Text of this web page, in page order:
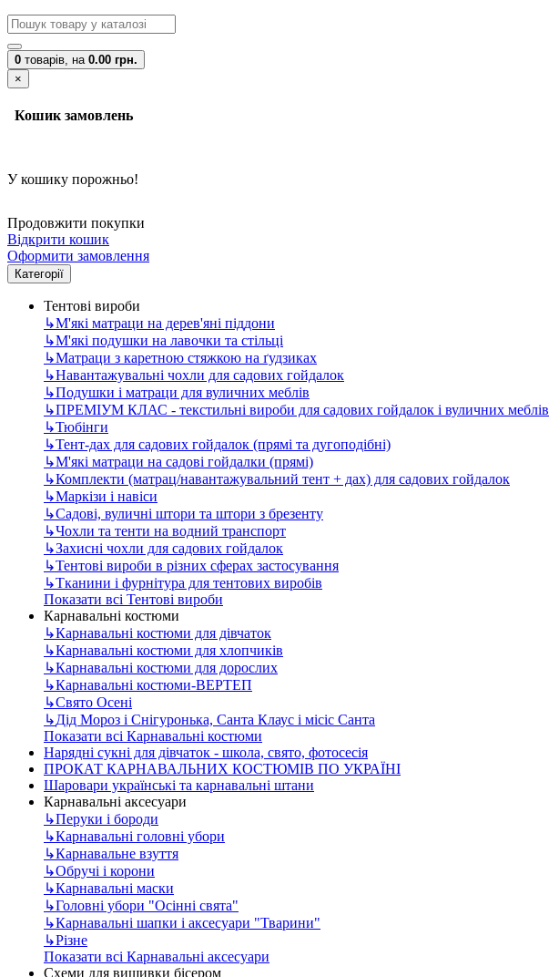
0 товарів, на 0.00 грн.
×
Кошик замовлень
У кошику порожньо!
Продовжити покупки
Відкрити кошик
Оформити замовлення
Категорії
Тентові вироби
↳М'які матраци на дерев'яні піддони
↳М'які подушки на лавочки та стільці
↳Матраци з каретною стяжкою на ґудзиках
↳Навантажувальні чохли для садових гойдалок
↳Подушки і матраци для вуличних меблів
↳ПРЕМІУМ КЛАС - текстильні вироби для садових гойдалок і вуличних меблів
↳Тюбінги
↳Тент-дах для садових гойдалок (прямі та дугоподібні)
↳М'які матраци на садові гойдалки (прямі)
↳Комплекти (матрац/навантажувальний тент + дах) для садових гойдалок
↳Маркізи і навіси
↳Садові, вуличні штори та штори з брезенту
↳Чохли та тенти на водний транспорт
↳Захисні чохли для садових гойдалок
↳Тентові вироби в різних сферах застосування
↳Тканини і фурнітура для тентових виробів
Показати всі Тентові вироби
Карнавальні костюми
↳Карнавальні костюми для дівчаток
↳Карнавальні костюми для хлопчиків
↳Карнавальні костюми для дорослих
↳Карнавальні костюми-ВЕРТЕП
↳Свято Осені
↳Дід Мороз і Снігуронька, Санта Клаус і місіс Санта
Показати всі Карнавальні костюми
Нарядні сукні для дівчаток - школа, свято, фотосесія
ПРОКАТ КАРНАВАЛЬНИХ КОСТЮМІВ ПО УКРАЇНІ
Шаровари українські та карнавальні штани
Карнавальні аксесуари
↳Перуки і бороди
↳Карнавальні головні убори
↳Карнавальне взуття
↳Обручі і корони
↳Карнавальні маски
↳Головні убори "Осінні свята"
↳Карнавальні шапки і аксесуари "Тварини"
↳Різне
Показати всі Карнавальні аксесуари
Схеми для вишивки бісером